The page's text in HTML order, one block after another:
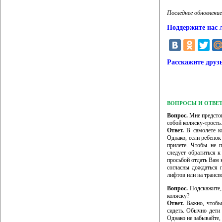
Последнее
Поддержите нас
Расскажите
ВОПРОСЫ И
Вопрос. Мне
собой коляску-
Ответ. В самолете
Однако, если
прилете. Чтобы не
следует обратиться
просьбой отдать Вам
согласны дождаться
лифтов или на
Вопрос.
коляску?
Ответ. Важно,
сидеть. Обычно дети
Однако не